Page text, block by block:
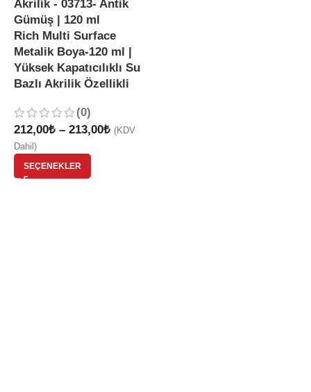
Rich Multi Surface
Metalik Boya-120 ml |
Yüksek Kapatıcılıklı Su
Bazlı Akrilik Özellikli
(0)
212,00₺ – 213,00₺ (KDV
Dahil)
SEÇENEKLER